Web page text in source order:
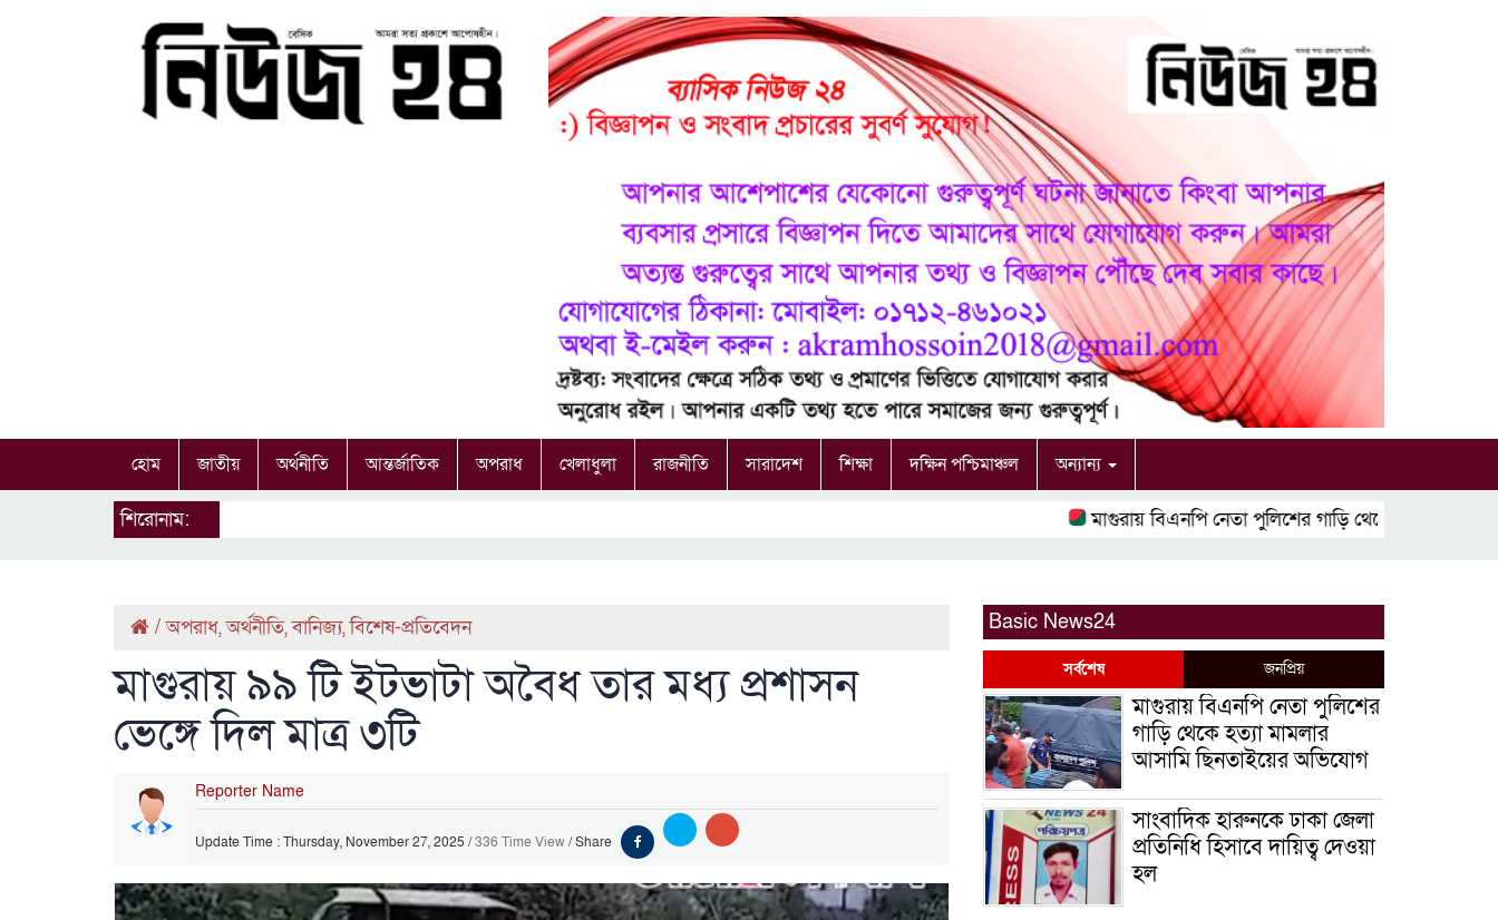
হোম জাতীয় অর্থনীতি আন্তর্জাতিক অপরাধ খেলাধুলা রাজনীতি সারাদেশ শিক্ষা দক্ষিন পশ্চিমাঞ্চল অন্যান্য
শিরোনাম: মাগুরায় বিএনপি নেতা পুলিশের গাড়ি থেকে হত্যা মামলার
/অপরাধ,অর্থনীতি,বানিজ্য,বিশেষ-প্রতিবেদন
মাগুরায় ৯৯ টি ইটভাটা অবৈধ তার মধ্য প্রশাসন
ভেঙ্গে দিল মাত্র ৩টি
Reporter Name
Update Time : Thursday, November 27, 2025 /336 Time View/Share
Basic News24
সর্বশেষ জনপ্রিয়
মাগুরায় বিএনপি নেতা পুলিশের
গাড়ি থেকে হত্যা মামলার
আসামি ছিনতাইয়ের অভিযোগ
সাংবাদিক হারুনকে ঢাকা জেলা
প্রতিনিধি হিসাবে দায়িত্ব দেওয়া
হল